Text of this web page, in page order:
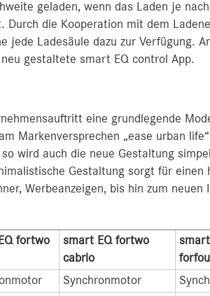
geladen, wenn das Laden je
Durch die Kooperation mit dem
jede Ladesäule dazu zur Verfügung.
gestaltete smart EQ control App.
eine grundlegende
Markenversprechen „ease urban
wird auch die neue Gestaltung
Gestaltung sorgt für einen
Werbeanzeigen, bis hin zum
fortwo
smart EQ fortwo
cabrio
Synchronmotor